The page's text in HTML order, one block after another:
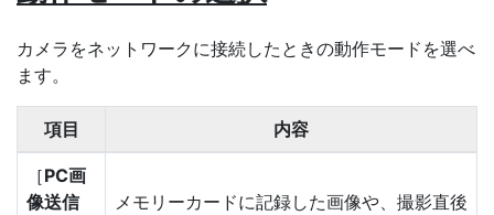
カメラをネットワークに接続したときの動作モードを選べ
ます。
項目 内容
［PC画
像送信
メモリーカードに記録した画像や、撮影直後